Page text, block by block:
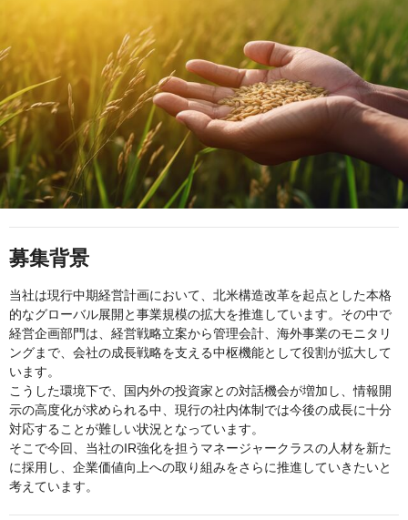
募集背景
当社は現行中期経営計画において、北米構造改革を起点とした本格
的なグローバル展開と事業規模の拡大を推進しています。その中で
経営企画部門は、経営戦略立案から管理会計、海外事業のモニタリ
ングまで、会社の成長戦略を支える中枢機能として役割が拡大して
います。
こうした環境下で、国内外の投資家との対話機会が増加し、情報開
示の高度化が求められる中、現行の社内体制では今後の成長に十分
対応することが難しい状況となっています。
そこで今回、当社のIR強化を担うマネージャークラスの人材を新た
に採用し、企業価値向上への取り組みをさらに推進していきたいと
考えています。